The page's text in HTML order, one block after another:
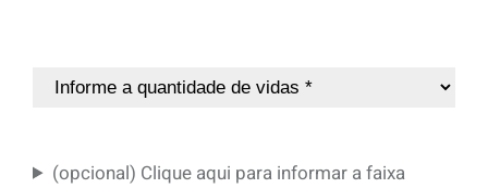
(opcional) Clique aqui para informar a faixa